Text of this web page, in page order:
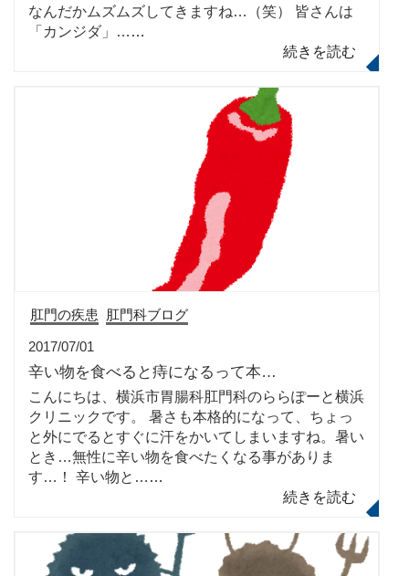
なんだかムズムズしてきますね…（笑） 皆さんは
「カンジダ」… …
続きを読む
肛門の疾患 肛門科ブログ
2017/07/01
辛い物を食べると痔になるって本…
こんにちは、横浜市胃腸科肛門科のららぽーと横浜
クリニックです。 暑さも本格的になって、ちょっ
と外にでるとすぐに汗をかいてしまいますね。暑い
とき…無性に辛い物を食べたくなる事がありま
す…！ 辛い物と… …
続きを読む